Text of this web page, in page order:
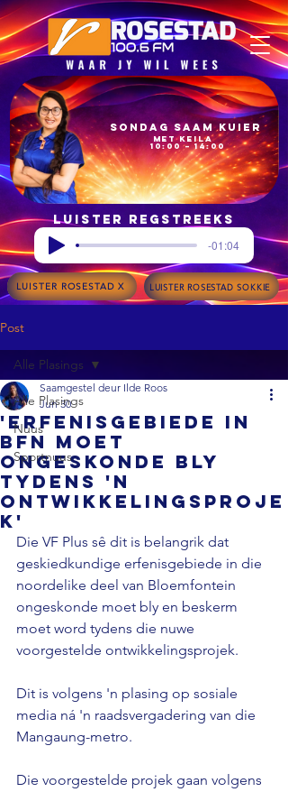
10:00 – 14:00
met Keila
Sondag Saam Kuier
Luister regstreeks
-01:04
LUISTER ROSESTAD X LUISTER ROSESTAD SOKKIE
Post
Alle Plasings
Nuus
Sportnuus
Alle Plasings
'Erfenisgebiede in
Bfn moet
ongeskonde bly
tydens 'n
ontwikkelingsproje
k'
Saamgestel deur Ilde Roos
Jun 30
Die VF Plus sê dit is belangrik dat
geskiedkundige erfenisgebiede in die
noordelike deel van Bloemfontein
ongeskonde moet bly en beskerm
moet word tydens die nuwe
voorgestelde ontwikkelingsprojek.
Dit is volgens 'n plasing op sosiale
media ná 'n raadsvergadering van die
Mangaung-metro.
Die voorgestelde projek gaan volgens